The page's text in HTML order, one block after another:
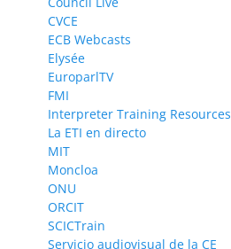
CVCE
ECB Webcasts
Elysée
EuroparlTV
FMI
Interpreter Training Resources
La ETI en directo
MIT
Moncloa
ONU
ORCIT
SCICTrain
Servicio audiovisual de la CE